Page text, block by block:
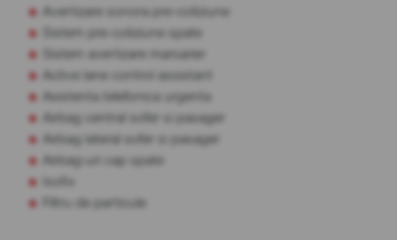
Avertizare sonora pre-coliziune
Sistem pre-coliziune spate
Sistem avertizare marsarier
Active lane control assistant
Asistenta telefonica urgenta
Airbag central sofer si pasager
Airbag lateral sofer si pasager
Airbag-uri cap spate
Isofix
Filtru de particule